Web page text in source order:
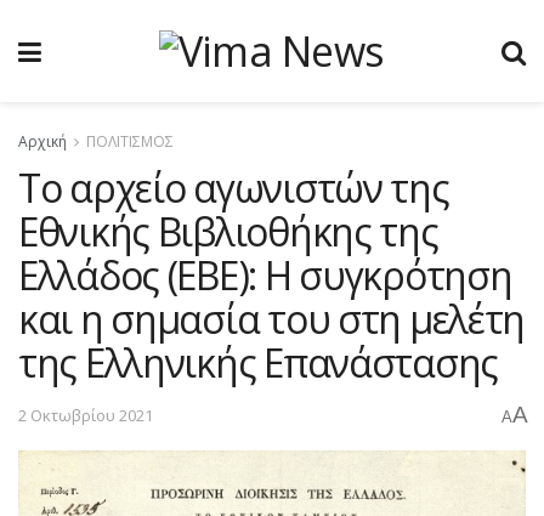
Αρχική ΠΟΛΙΤΙΣΜΟΣ
Tο αρχείο αγωνιστών της
Εθνικής Βιβλιοθήκης της
Ελλάδος (ΕΒΕ): Η συγκρότηση
και η σημασία του στη μελέτη
της Ελληνικής Επανάστασης
2 Οκτωβρίου 2021 AA